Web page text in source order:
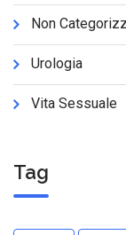
Non
Urologia
Vita Sessuale
Tag